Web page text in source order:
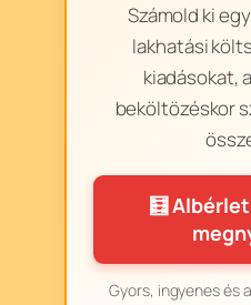
Számold ki
lakhatási
kiadásokat,
beköltözéskor
🧮
Gyors, ingyenes és